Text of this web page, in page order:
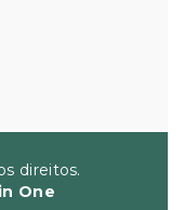
direitos.
One